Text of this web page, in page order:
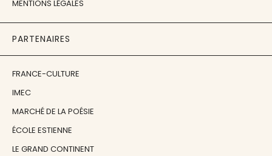
MENTIONS LÉGALES
PARTENAIRES
FRANCE-CULTURE
IMEC
MARCHÉ DE LA POÉSIE
ÉCOLE ESTIENNE
LE GRAND CONTINENT